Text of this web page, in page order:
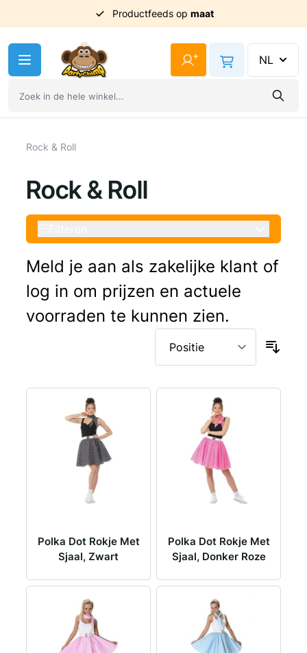
Uitvoorraadgeleverd
+ NL
Rock & Roll
Rock & Roll
Meld je aan als zakelijke klant of
log in om prijzen en actuele
voorraden te kunnen zien.
Polka Dot Rokje Met
Sjaal, Zwart
Polka Dot Rokje Met
Sjaal, Donker Roze